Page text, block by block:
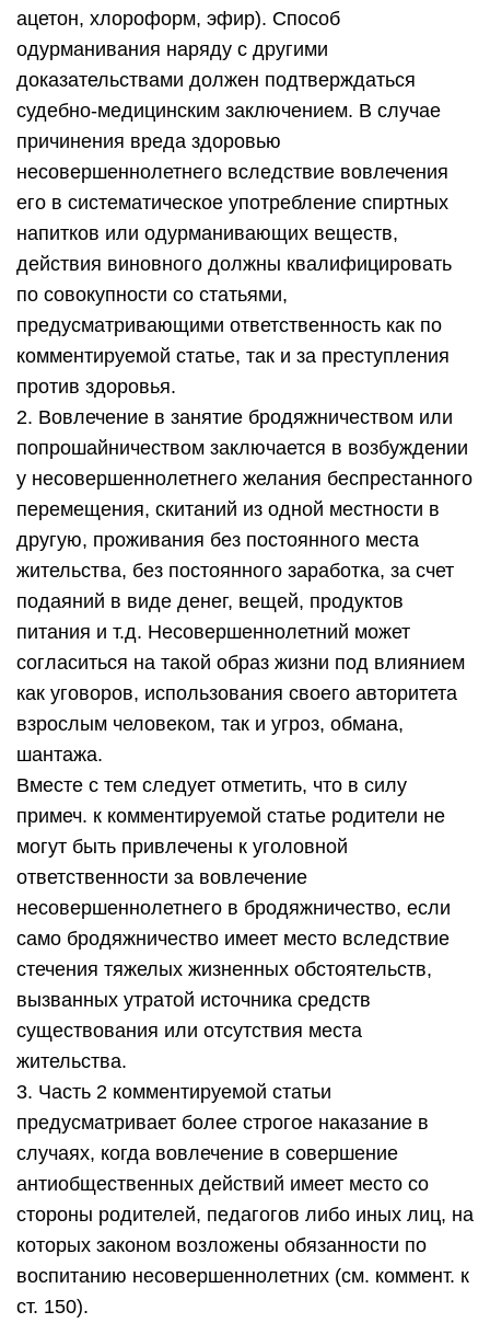
ацетон, хлороформ, эфир). Способ
одурманивания наряду с другими
доказательствами должен подтверждаться
судебно-медицинским заключением. В случае
причинения вреда здоровью
несовершеннолетнего вследствие вовлечения
его в систематическое употребление спиртных
напитков или одурманивающих веществ,
действия виновного должны квалифицировать
по совокупности со статьями,
предусматривающими ответственность как по
комментируемой статье, так и за преступления
против здоровья.
2. Вовлечение в занятие бродяжничеством или
попрошайничеством заключается в возбуждении
у несовершеннолетнего желания беспрестанного
перемещения, скитаний из одной местности в
другую, проживания без постоянного места
жительства, без постоянного заработка, за счет
подаяний в виде денег, вещей, продуктов
питания и т.д. Несовершеннолетний может
согласиться на такой образ жизни под влиянием
как уговоров, использования своего авторитета
взрослым человеком, так и угроз, обмана,
шантажа.
Вместе с тем следует отметить, что в силу
примеч. к комментируемой статье родители не
могут быть привлечены к уголовной
ответственности за вовлечение
несовершеннолетнего в бродяжничество, если
само бродяжничество имеет место вследствие
стечения тяжелых жизненных обстоятельств,
вызванных утратой источника средств
существования или отсутствия места
жительства.
3. Часть 2 комментируемой статьи
предусматривает более строгое наказание в
случаях, когда вовлечение в совершение
антиобщественных действий имеет место со
стороны родителей, педагогов либо иных лиц, на
которых законом возложены обязанности по
воспитанию несовершеннолетних (см. коммент. к
ст. 150).